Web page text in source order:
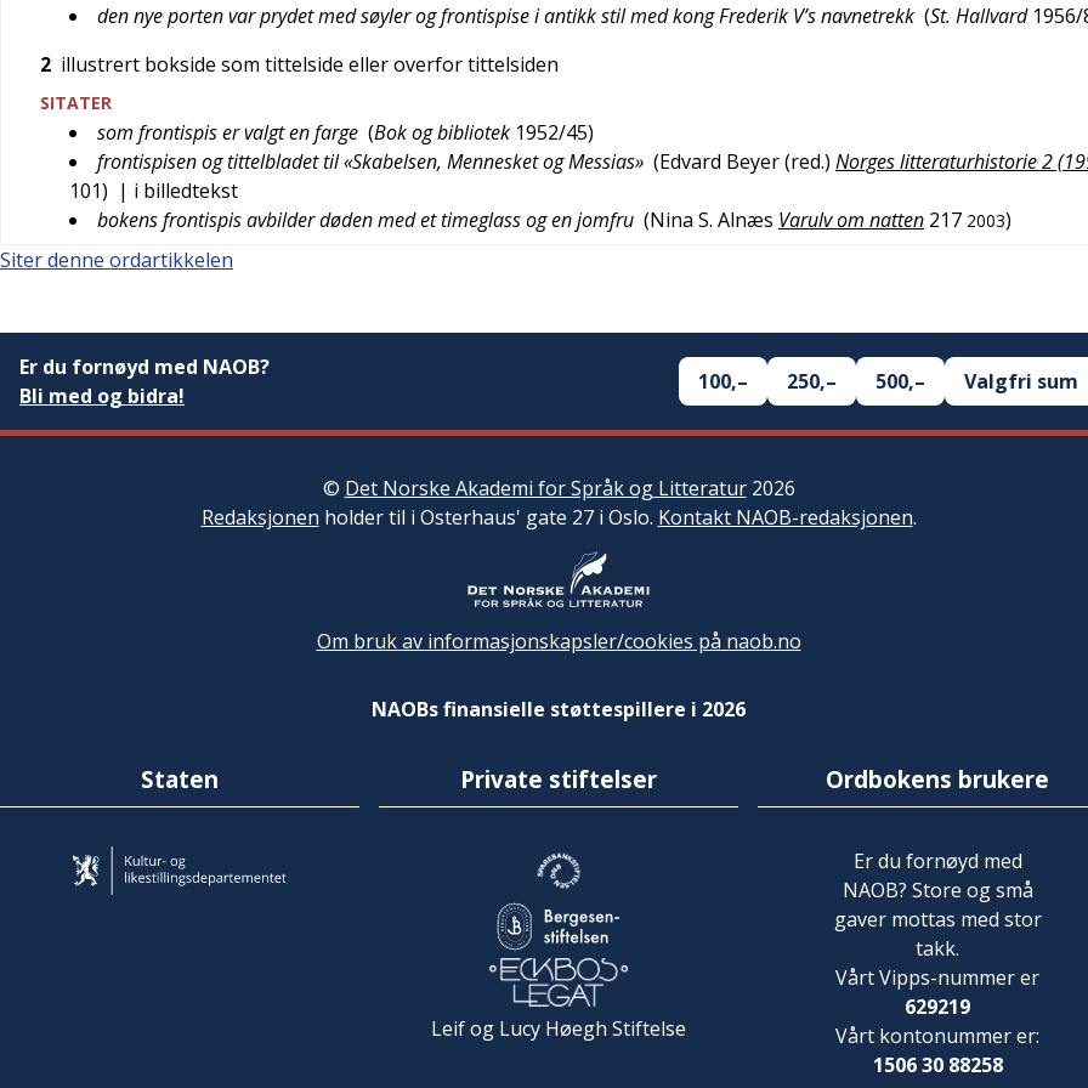
den nye porten var prydet med søyler og frontispise i antikk stil med kong Frederik V’s navnetrekk (St. Hallvard 1956/
2 illustrert bokside som tittelside eller overfor tittelsiden
SITATER
som frontispis er valgt en farge (Bok og bibliotek 1952/45)
frontispisen og tittelbladet til «Skabelsen, Mennesket og Messias» (Edvard Beyer (red.) Norges litteraturhistorie 2
101) | i billedtekst
bokens frontispis avbilder døden med et timeglass og en jomfru (Nina S. Alnæs Varulv om natten 217 2003)
Siter denne ordartikkelen
Er du fornøyd med NAOB?
Bli med og bidra!
100,– 250,– 500,– Valgfri sum
© Det Norske Akademi for Språk og Litteratur2026
Redaksjonen holder til i Osterhaus' gate 27 i Oslo. Kontakt NAOB-redaksjonen.
Om bruk av informasjonskapsler/cookies på naob.no
NAOBs finansielle støttespillere i 2026
Staten Private stiftelser
Leif og Lucy Høegh Stiftelse
Ordbokens brukere
Er du fornøyd med
NAOB? Store og små
gaver mottas med stor
takk.
Vårt Vipps-nummer er
629219
Vårt kontonummer er:
1506 30 88258